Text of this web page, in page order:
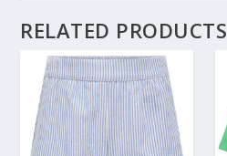
RELATED PRODUCTS